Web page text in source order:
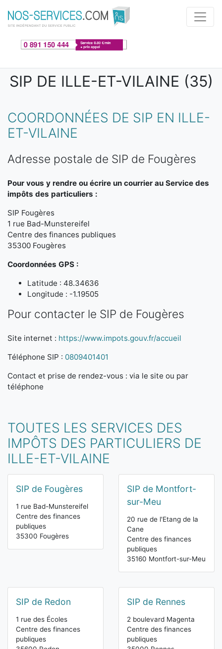
Aller au contenu principal
SIP DE ILLE-ET-VILAINE (35)
COORDONNÉES DE SIP EN ILLE-
ET-VILAINE
Adresse postale de SIP de Fougères
Pour vous y rendre ou écrire un courrier au Service des
impôts des particuliers :
SIP Fougères
1 rue Bad-Munstereifel
Centre des finances publiques
35300 Fougères
Coordonnées GPS :
Latitude : 48.34636
Longitude : -1.19505
Pour contacter le SIP de Fougères
Site internet : https://www.impots.gouv.fr/accueil
Téléphone SIP : 0809401401
Contact et prise de rendez-vous : via le site ou par
téléphone
TOUTES LES SERVICES DES
IMPÔTS DES PARTICULIERS DE
ILLE-ET-VILAINE
SIP de Fougères
1 rue Bad-Munstereifel
Centre des finances
publiques
35300 Fougères
SIP de Montfort-
sur-Meu
20 rue de l'Etang de la
Cane
Centre des finances
publiques
35160 Montfort-sur-Meu
SIP de Redon
1 rue des Écoles
Centre des finances
publiques
SIP de Rennes
2 boulevard Magenta
Centre des finances
publiques